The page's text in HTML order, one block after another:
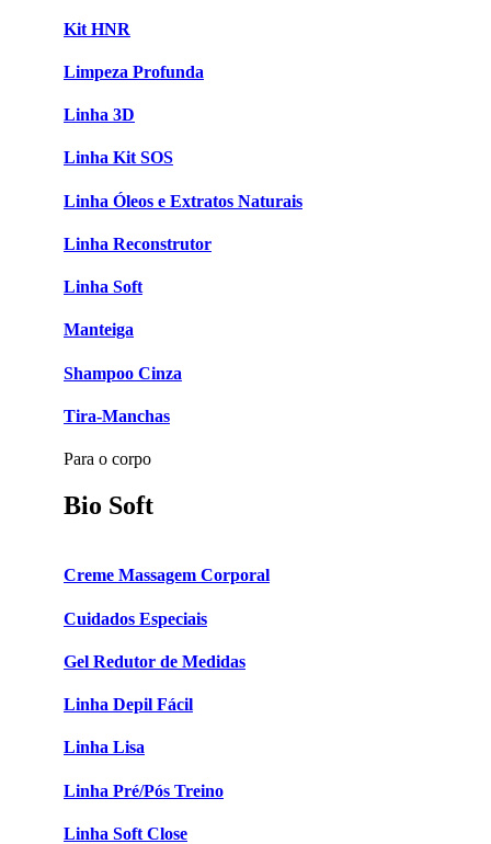
Kit HNR
Limpeza Profunda
Linha 3D
Linha Kit SOS
Linha Óleos e Extratos Naturais
Linha Reconstrutor
Linha Soft
Manteiga
Shampoo Cinza
Tira-Manchas
Para o corpo
Bio Soft
Creme Massagem Corporal
Cuidados Especiais
Gel Redutor de Medidas
Linha Depil Fácil
Linha Lisa
Linha Pré/Pós Treino
Linha Soft Close